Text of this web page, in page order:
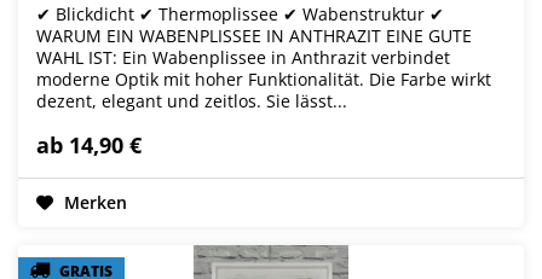
✔ Blickdicht ✔ Thermoplissee ✔ Wabenstruktur ✔
WARUM EIN WABENPLISSEE IN ANTHRAZIT EINE GUTE
WAHL IST: Ein Wabenplissee in Anthrazit verbindet
moderne Optik mit hoher Funktionalität. Die Farbe wirkt
dezent, elegant und zeitlos. Sie lässt...
ab 14,90 €
Merken
GRATIS
GRATIS